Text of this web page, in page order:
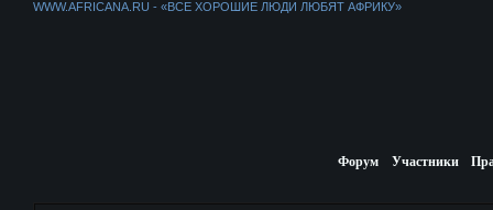
WWW.AFRICANA.RU - «ВСЕ ХОРОШИЕ ЛЮДИ ЛЮБЯТ АФРИКУ»
Форум Участники